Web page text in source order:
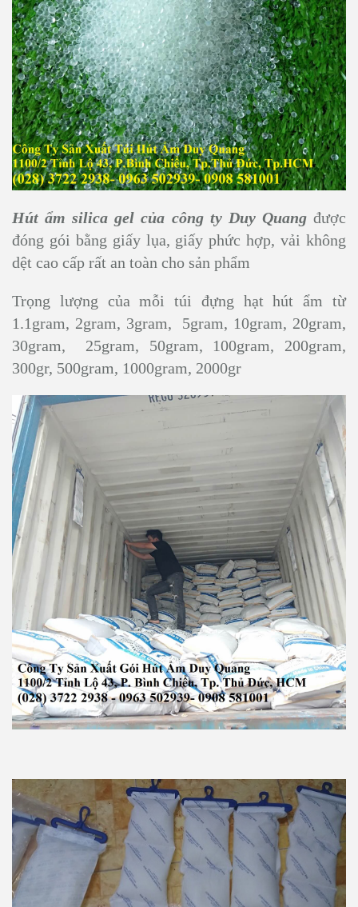
Hút ẩm silica gel của công ty Duy Quangđược
đóng gói bằng giấy lụa, giấy phức hợp, vải không
dệt cao cấp rất an toàn cho sản phẩm
Trọng lượng của mỗi túi đựng hạt hút ẩm từ
1.1gram, 2gram, 3gram, 5gram, 10gram, 20gram,
30gram, 25gram, 50gram, 100gram, 200gram,
300gr, 500gram, 1000gram, 2000gr